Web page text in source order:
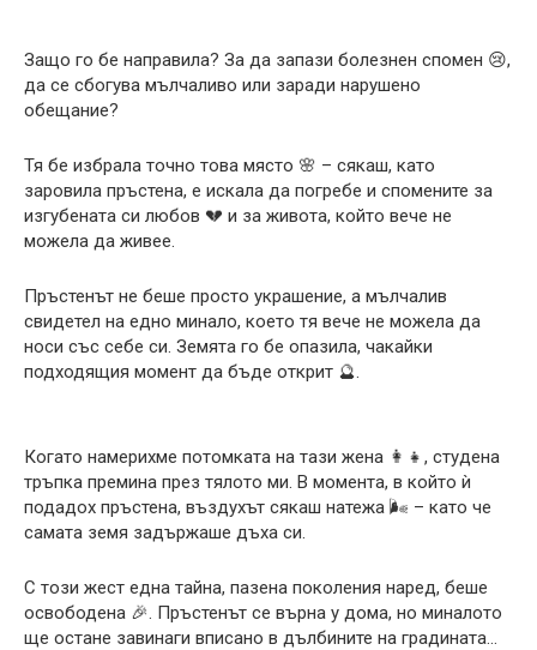
Защо го бе направила? За да запази болезнен спомен 😢,
да се сбогува мълчаливо или заради нарушено
обещание?
Тя бе избрала точно това място 🌸 – сякаш, като
заровила пръстена, е искала да погребе и спомените за
изгубената си любов 💔 и за живота, който вече не
можела да живее.
Пръстенът не беше просто украшение, а мълчалив
свидетел на едно минало, което тя вече не можела да
носи със себе си. Земята го бе опазила, чакайки
подходящия момент да бъде открит 🔮.
Когато намерихме потомката на тази жена 👩‍👧, студена
тръпка премина през тялото ми. В момента, в който ѝ
подадох пръстена, въздухът сякаш натежа 🌬️ – като че
самата земя задържаше дъха си.
С този жест една тайна, пазена поколения наред, беше
освободена 🎉. Пръстенът се върна у дома, но миналото
ще остане завинаги вписано в дълбините на градината…